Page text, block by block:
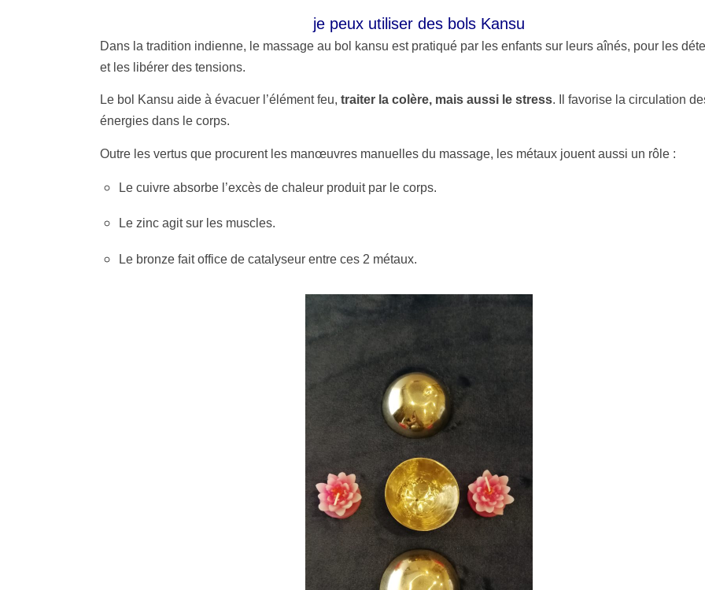
je peux utiliser des bols Kansu
Dans la tradition indienne, le massage au bol kansu est pratiqué par les enfants sur leurs aînés, pour les
et les libérer des tensions.
Le bol Kansu aide à évacuer l’élément feu, traiter la colère, mais aussi le stress. Il favorise la circulation
énergies dans le corps.
Outre les vertus que procurent les manœuvres manuelles du massage, les métaux jouent aussi un rôle :
Le cuivre absorbe l’excès de chaleur produit par le corps.
Le zinc agit sur les muscles.
Le bronze fait office de catalyseur entre ces 2 métaux.